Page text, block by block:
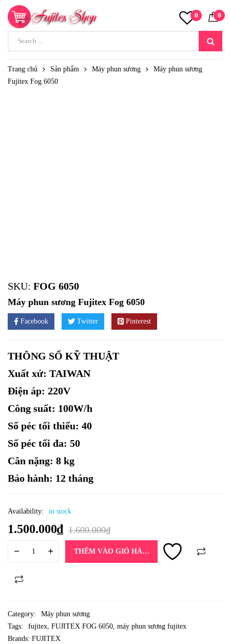
0 0
Trang chủ Sản phẩm Máy phun sương
Máy phun sương
Fujitex Fog 6050
SKU: FOG 6050
Máy phun sương Fujitex Fog 6050
Facebook Twitter Pinterest
THÔNG SỐ KỸ THUẬT
Xuất xứ: TAIWAN
Điện áp: 220V
Công suất: 100W/h
Số péc tối thiểu: 40
Số péc tối đa: 50
Cân nặng: 8 kg
Bảo hành: 12 tháng
Availability: in stock
1.600.000₫
1.500.000₫
THÊM VÀO GIỎ HÀNG
Category:
Máy phun sương
Tags:
fujitex FUJITEX FOG 6050 máy phun sương fujitex
Brands: FUJITEX